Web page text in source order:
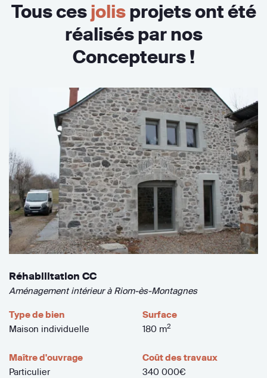
Tous cesjolisprojets ont été
réalisés par nos
Concepteurs !
Réhabilitation CC
Aménagement intérieur à Riom-ès-Montagnes
Type de bien
Maison individuelle
Surface
180 m2
Maître d'ouvrage
Particulier
Coût des travaux
340 000€